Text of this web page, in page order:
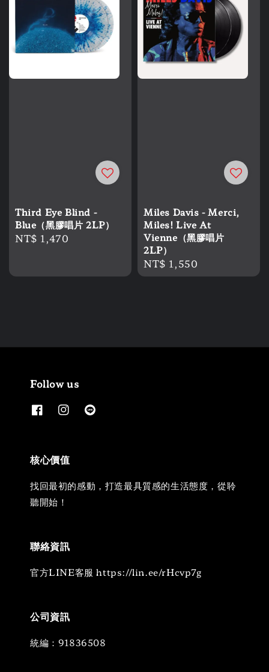
Third Eye Blind -
Blue（黑膠唱片 2LP）
Regular
NT$ 1,470
Miles Davis - Merci,
Miles! Live At
Vienne（黑膠唱片
2LP）
Regular
price
NT$ 1,550
Follow us
核心價值
找回最初的感動，打造最具質感的生活態度，從聆
聽開始！
聯絡資訊
官方LINE客服 https://lin.ee/rHcvp7g
公司資訊
統編：91836508